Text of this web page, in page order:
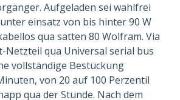
Aufgeladen sei wahlfrei
einsatz von bis hinter 90 W
qua satten 80 Wolfram. Via
Netzteil qua Universal serial bus
vollständige Bestückung
von 20 auf 100 Perzentil
qua der Stunde. Nach dem